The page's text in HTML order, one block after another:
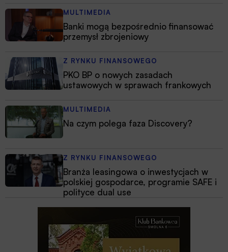
MULTIMEDIA
Banki mogą bezpośrednio finansować
przemysł zbrojeniowy
Z RYNKU FINANSOWEGO
PKO BP o nowych zasadach
ustawowych w sprawach frankowych
MULTIMEDIA
Na czym polega faza Discovery?
Z RYNKU FINANSOWEGO
Branża leasingowa o inwestycjach w
polskiej gospodarce, programie SAFE i
polityce dual use